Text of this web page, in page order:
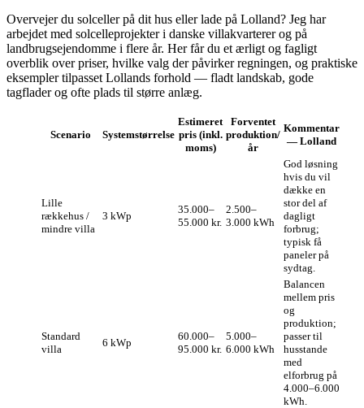
Overvejer du solceller på dit hus eller lade på Lolland? Jeg har
arbejdet med solcelleprojekter i danske villakvarterer og på
landbrugsejendomme i flere år. Her får du et ærligt og fagligt
overblik over priser, hvilke valg der påvirker regningen, og praktiske
eksempler tilpasset Lollands forhold — fladt landskab, gode
tagflader og ofte plads til større anlæg.
Scenario Systemstørrelse
Estimeret
pris (inkl.
moms)
Forventet
produktion/
år
Kommentar
— Lolland
Lille
rækkehus /
mindre villa
3 kWp
35.000–
55.000 kr.
2.500–
3.000 kWh
God løsning
hvis du vil
dække en
stor del af
dagligt
forbrug;
typisk få
paneler på
sydtag.
Standard
villa
6 kWp
60.000–
95.000 kr.
5.000–
6.000 kWh
Balancen
mellem pris
og
produktion;
passer til
husstande
med
elforbrug på
4.000–6.000
kWh.